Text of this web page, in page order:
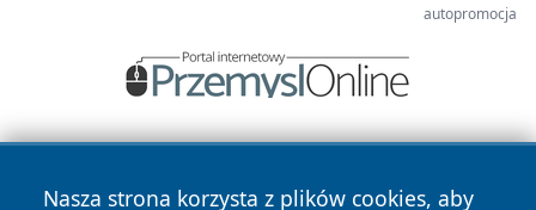
autopromocja
Nasza strona korzysta z plików cookies, aby